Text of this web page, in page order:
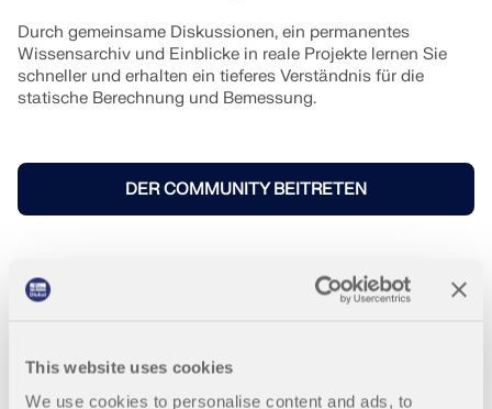
This website uses cookies
We use cookies to personalise content and ads, to
Durch gemeinsame Diskussionen, ein permanentes
Wissensarchiv und Einblicke in reale Projekte lernen Sie
schneller und erhalten ein tieferes Verständnis für die
statische Berechnung und Bemessung.
DER COMMUNITY BEITRETEN
Online-Tools zur Optimieru